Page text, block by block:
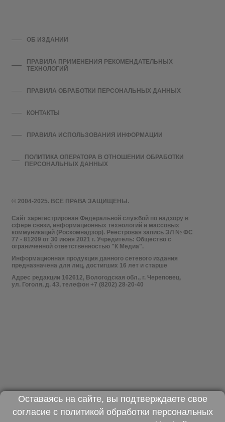
© 2004-2025. ВСЕ ПРАВА ЗАЩИЩЕНЫ.
Сайт зарегистрирован Федеральной службой по надзору в
сфере связи, информационных технологий и массовых
коммуникаций (Роскомнадзор). Реестровая запись ЭЛ № ФС
77 - 81209 от 30 июня 2021 г. Учредитель: Общество с
ограниченной ответственностью "К Медиа".
Информационная продукция данного сетевого издания
предназначена для лиц, достигших 16 лет и старше
Адрес редакции 162612, Вологодская обл., г. Череповец,
ул. Гоголя, д. 43, телефон +7 (8202) 28-20-40
ОБ ИЗДАНИИ
ПРАВИЛА ПРИМЕНЕНИЯ РЕКОМЕНДАТЕЛЬНЫХ
ТЕХНОЛОГИЙ
ПРАВИЛА ОБРАБОТКИ ПЕРСОНАЛЬНЫХ ДАННЫХ
КОНТАКТЫ
ПРАВИЛА ИСПОЛЬЗОВАНИЯ ИНФОРМАЦИИ
ПОЛИТИКА ОПЕРАТОРА В ОТНОШЕНИИ ОБРАБОТКИ
ПЕРСОНАЛЬНЫХ ДАННЫХ
Оставаясь на сайте, вы подтверждаете свое
согласие с политикой обработки персональных